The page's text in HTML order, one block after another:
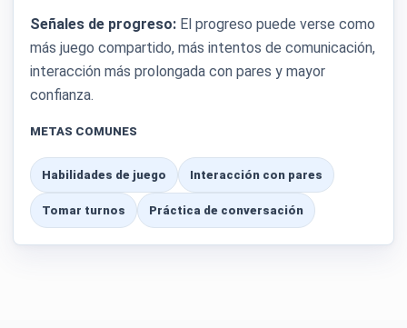
Señales de progreso: El progreso puede verse como
más juego compartido, más intentos de comunicación,
interacción más prolongada con pares y mayor
confianza.
METAS COMUNES
Habilidades de juego Interacción con pares
Tomar turnos Práctica de conversación